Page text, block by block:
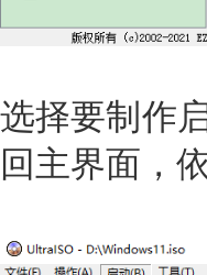
选择要制作
回主界面，